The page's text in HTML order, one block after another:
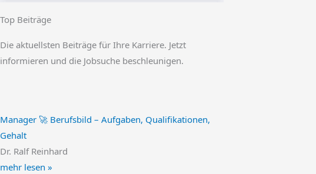
Top Beiträge
Die aktuellsten Beiträge für Ihre Karriere. Jetzt
informieren und die Jobsuche beschleunigen.
Manager 🚀 Berufsbild – Aufgaben, Qualifikationen,
Gehalt
Dr. Ralf Reinhard
mehr lesen »